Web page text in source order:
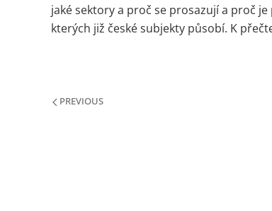
jaké sektory a proč se prosazují a proč
kterých již české subjekty působí. K
PREVIOUS